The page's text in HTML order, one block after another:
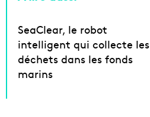
SeaClear, le robot
intelligent qui collecte les
déchets dans les fonds
marins